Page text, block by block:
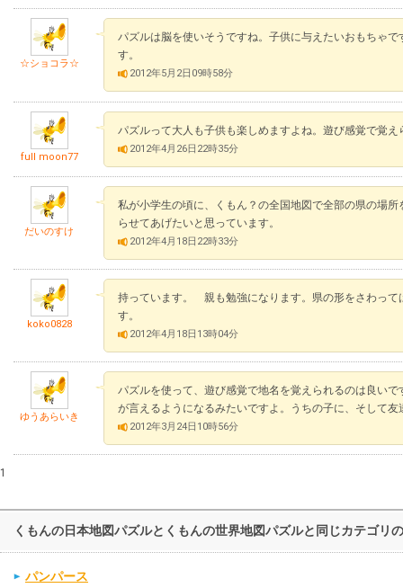
☆ショコラ☆
パズルは脳を使いそうですね。子供に与えたいおもちゃ
す。
2012年5月2日09時58分
full moon77
パズルって大人も子供も楽しめますよね。遊び感覚で覚
2012年4月26日22時35分
だいのすけ
私が小学生の頃に、くもん？の全国地図で全部の県の場
らせてあげたいと思っています。
2012年4月18日22時33分
koko0828
持っています。 親も勉強になります。県の形をさわっ
す。
2012年4月18日13時04分
ゆうあらいき
パズルを使って、遊び感覚で地名を覚えられるのは良い
が言えるようになるみたいですよ。うちの子に、そして
2012年3月24日10時56分
1
くもんの日本地図パズルとくもんの世界地図パズルと同じカテゴリ
パンパース